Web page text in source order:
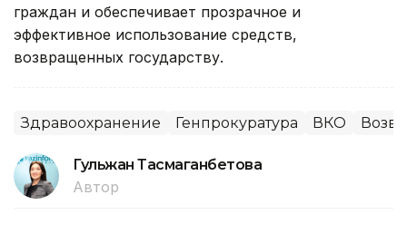
граждан и обеспечивает прозрачное и
эффективное использование средств,
возвращенных государству.
Здравоохранение Генпрокуратура ВКО
Гульжан Тасмаганбетова
Автор